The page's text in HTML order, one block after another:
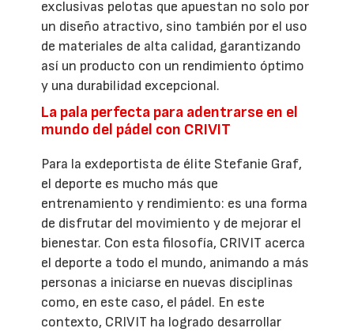
exclusivas pelotas que apuestan no solo por
un diseño atractivo, sino también por el uso
de materiales de alta calidad, garantizando
así un producto con un rendimiento óptimo
y una durabilidad excepcional.
La pala perfecta para adentrarse en el
mundo del pádel con CRIVIT
Para la exdeportista de élite Stefanie Graf,
el deporte es mucho más que
entrenamiento y rendimiento: es una forma
de disfrutar del movimiento y de mejorar el
bienestar. Con esta filosofía, CRIVIT acerca
el deporte a todo el mundo, animando a más
personas a iniciarse en nuevas disciplinas
como, en este caso, el pádel. En este
contexto, CRIVIT ha logrado desarrollar